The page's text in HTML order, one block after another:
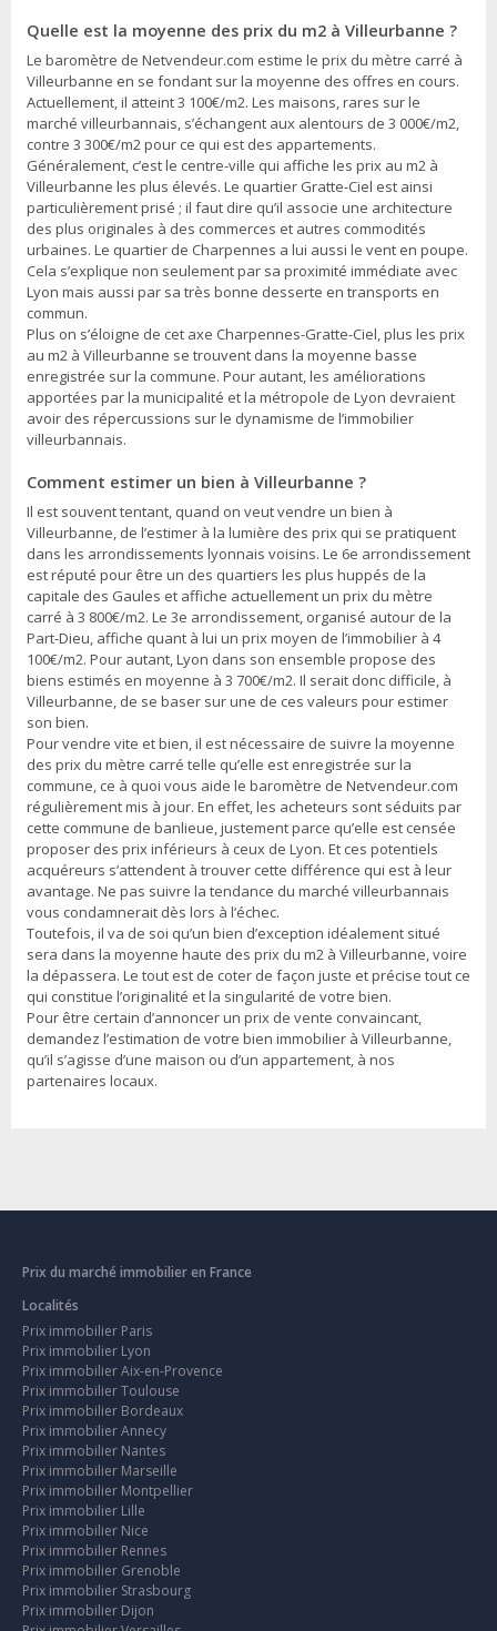
Quelle est la moyenne des prix du m2 à Villeurbanne ?
Le baromètre de Netvendeur.com estime le prix du mètre carré à
Villeurbanne en se fondant sur la moyenne des offres en cours.
Actuellement, il atteint 3 100€/m2. Les maisons, rares sur le
marché villeurbannais, s’échangent aux alentours de 3 000€/m2,
contre 3 300€/m2 pour ce qui est des appartements.
Généralement, c’est le centre-ville qui affiche les prix au m2 à
Villeurbanne les plus élevés. Le quartier Gratte-Ciel est ainsi
particulièrement prisé ; il faut dire qu’il associe une architecture
des plus originales à des commerces et autres commodités
urbaines. Le quartier de Charpennes a lui aussi le vent en poupe.
Cela s’explique non seulement par sa proximité immédiate avec
Lyon mais aussi par sa très bonne desserte en transports en
commun.
Plus on s’éloigne de cet axe Charpennes-Gratte-Ciel, plus les prix
au m2 à Villeurbanne se trouvent dans la moyenne basse
enregistrée sur la commune. Pour autant, les améliorations
apportées par la municipalité et la métropole de Lyon devraient
avoir des répercussions sur le dynamisme de l’immobilier
villeurbannais.
Comment estimer un bien à Villeurbanne ?
Il est souvent tentant, quand on veut vendre un bien à
Villeurbanne, de l’estimer à la lumière des prix qui se pratiquent
dans les arrondissements lyonnais voisins. Le 6e arrondissement
est réputé pour être un des quartiers les plus huppés de la
capitale des Gaules et affiche actuellement un prix du mètre
carré à 3 800€/m2. Le 3e arrondissement, organisé autour de la
Part-Dieu, affiche quant à lui un prix moyen de l’immobilier à 4
100€/m2. Pour autant, Lyon dans son ensemble propose des
biens estimés en moyenne à 3 700€/m2. Il serait donc difficile, à
Villeurbanne, de se baser sur une de ces valeurs pour estimer
son bien.
Pour vendre vite et bien, il est nécessaire de suivre la moyenne
des prix du mètre carré telle qu’elle est enregistrée sur la
commune, ce à quoi vous aide le baromètre de Netvendeur.com
régulièrement mis à jour. En effet, les acheteurs sont séduits par
cette commune de banlieue, justement parce qu’elle est censée
proposer des prix inférieurs à ceux de Lyon. Et ces potentiels
acquéreurs s’attendent à trouver cette différence qui est à leur
avantage. Ne pas suivre la tendance du marché villeurbannais
vous condamnerait dès lors à l’échec.
Toutefois, il va de soi qu’un bien d’exception idéalement situé
sera dans la moyenne haute des prix du m2 à Villeurbanne, voire
la dépassera. Le tout est de coter de façon juste et précise tout ce
qui constitue l’originalité et la singularité de votre bien.
Pour être certain d’annoncer un prix de vente convaincant,
demandez l’estimation de votre bien immobilier à Villeurbanne,
qu’il s’agisse d’une maison ou d’un appartement, à nos
partenaires locaux.
Prix du marché immobilier en France
Localités
Prix immobilier Paris
Prix immobilier Lyon
Prix immobilier Aix-en-Provence
Prix immobilier Toulouse
Prix immobilier Bordeaux
Prix immobilier Annecy
Prix immobilier Nantes
Prix immobilier Marseille
Prix immobilier Montpellier
Prix immobilier Lille
Prix immobilier Nice
Prix immobilier Rennes
Prix immobilier Grenoble
Prix immobilier Strasbourg
Prix immobilier Dijon